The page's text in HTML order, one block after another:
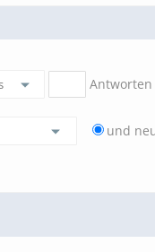
Antworten
und